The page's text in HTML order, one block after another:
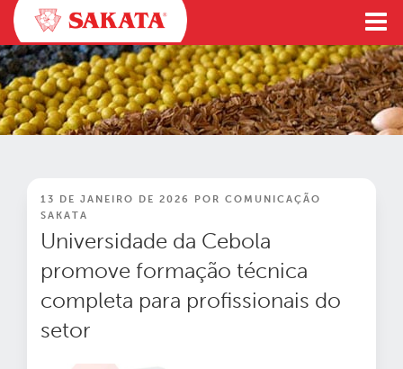
Pular
para
o
conteúdo
PUBLICADO
EM
13 DE JANEIRO DE 2026 POR COMUNICAÇÃO
SAKATA
Universidade da Cebola
promove formação técnica
completa para profissionais do
setor